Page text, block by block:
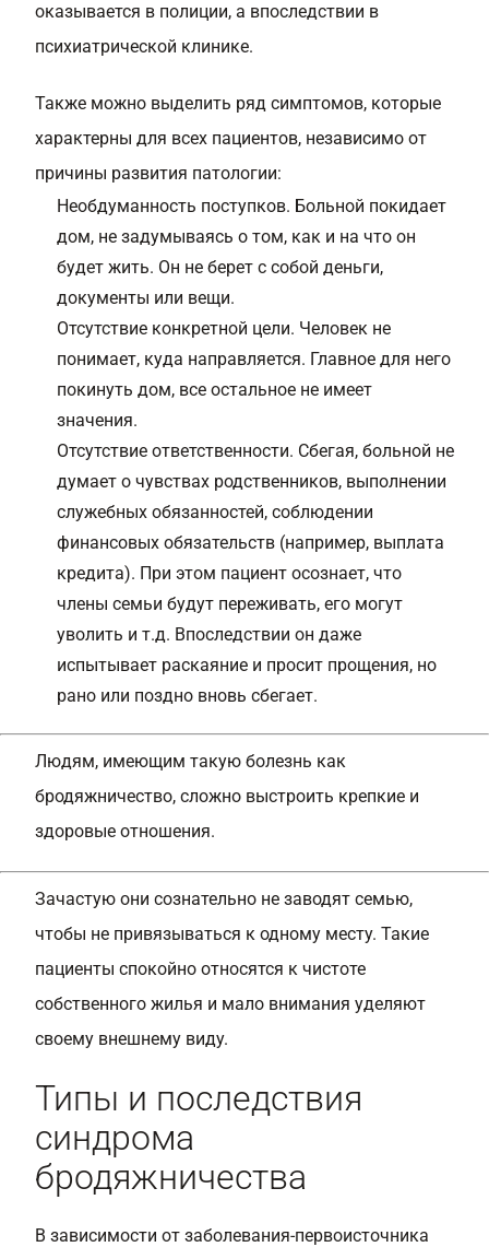
оказывается в полиции, а впоследствии в
психиатрической клинике.
Также можно выделить ряд симптомов, которые
характерны для всех пациентов, независимо от
причины развития патологии:
Необдуманность поступков. Больной покидает
дом, не задумываясь о том, как и на что он
будет жить. Он не берет с собой деньги,
документы или вещи.
Отсутствие конкретной цели. Человек не
понимает, куда направляется. Главное для него
покинуть дом, все остальное не имеет
значения.
Отсутствие ответственности. Сбегая, больной не
думает о чувствах родственников, выполнении
служебных обязанностей, соблюдении
финансовых обязательств (например, выплата
кредита). При этом пациент осознает, что
члены семьи будут переживать, его могут
уволить и т.д. Впоследствии он даже
испытывает раскаяние и просит прощения, но
рано или поздно вновь сбегает.
Людям, имеющим такую болезнь как
бродяжничество, сложно выстроить крепкие и
здоровые отношения.
Зачастую они сознательно не заводят семью,
чтобы не привязываться к одному месту. Такие
пациенты спокойно относятся к чистоте
собственного жилья и мало внимания уделяют
своему внешнему виду.
Типы и последствия
синдрома
бродяжничества
В зависимости от заболевания-первоисточника